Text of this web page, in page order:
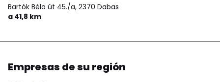
Bartók Béla út 45./a, 2370 Dabas
a 41,8 km
Empresas de su región